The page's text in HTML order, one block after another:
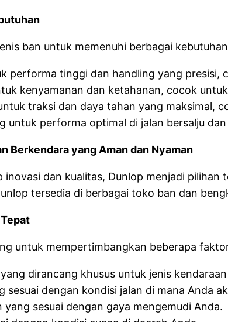
ban untuk memenuhi berbagai
performa tinggi dan handling yang
kenyamanan dan ketahanan, cocok
traksi dan daya tahan yang maksimal,
untuk performa optimal di jalan bersalju
Berkendara yang Aman dan Nyaman
dan kualitas, Dunlop menjadi
tersedia di berbagai toko ban dan
untuk mempertimbangkan beberapa
dirancang khusus untuk jenis
sesuai dengan kondisi jalan di mana Anda
yang sesuai dengan gaya mengemudi Anda.